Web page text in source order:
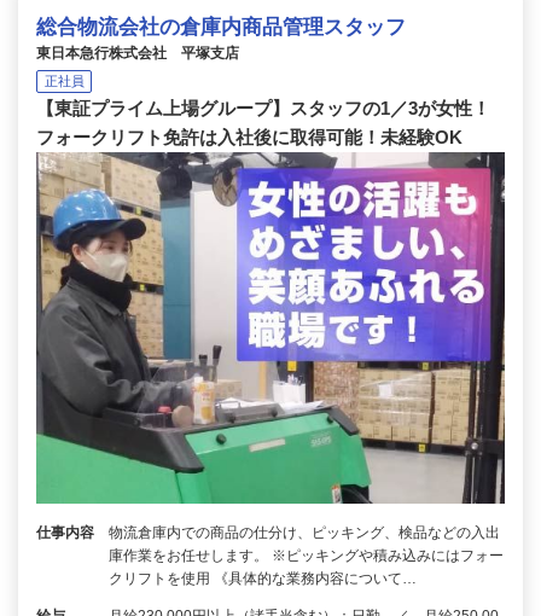
総合物流会社の倉庫内商品管理スタッフ
東日本急行株式会社 平塚支店
正社員
【東証プライム上場グループ】スタッフの1／3が女性！
フォークリフト免許は入社後に取得可能！未経験OK
仕事内容
物流倉庫内での商品の仕分け、ピッキング、検品などの入出
庫作業をお任せします。 ※ピッキングや積み込みにはフォー
クリフトを使用 《具体的な業務内容について…